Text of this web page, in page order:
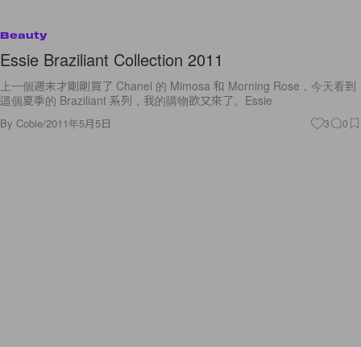
Beauty
Essie Braziliant Collection 2011
上一個週末才剛剛買了 Chanel 的 Mimosa 和 Morning Rose，今天看到
這個夏季的 Braziliant 系列，我的購物欲又來了。Essie
By Cobie/2011年5月5日 3 0